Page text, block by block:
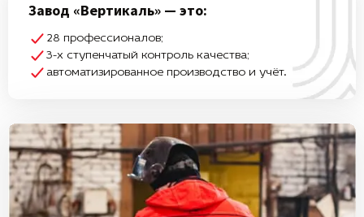
Завод «Вертикаль» — это:
28 профессионалов;
3-х ступенчатый контроль качества;
автоматизированное производство и учёт.